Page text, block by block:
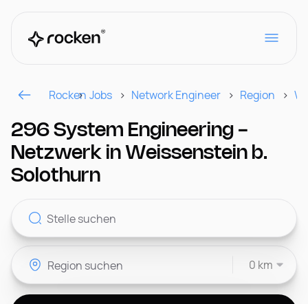
Für Arbeitgeber
Kontakt
Rocken Jobs Network Engineer Region
296 System Engineering -
Netzwerk in Weissenstein b.
Solothurn
0 km